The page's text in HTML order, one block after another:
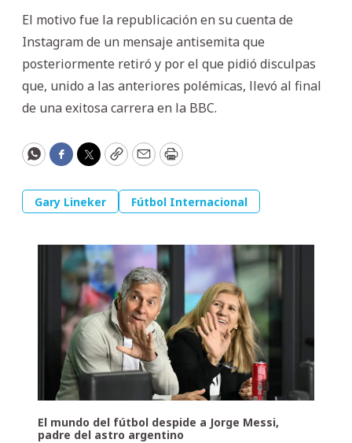
El motivo fue la republicación en su cuenta de
Instagram de un mensaje antisemita que
posteriormente retiró y por el que pidió disculpas
que, unido a las anteriores polémicas, llevó al final
de una exitosa carrera en la BBC.
WhatsApp
Facebook
Twitter
CopyEmailPrint
Gary Lineker Fútbol Internacional
El mundo del fútbol despide a Jorge Messi,
padre del astro argentino